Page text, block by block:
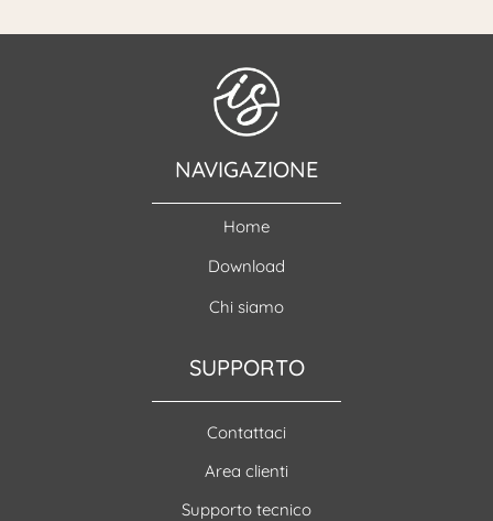
NAVIGAZIONE
Home
Download
Chi siamo
SUPPORTO
Contattaci
Area clienti
Supporto tecnico